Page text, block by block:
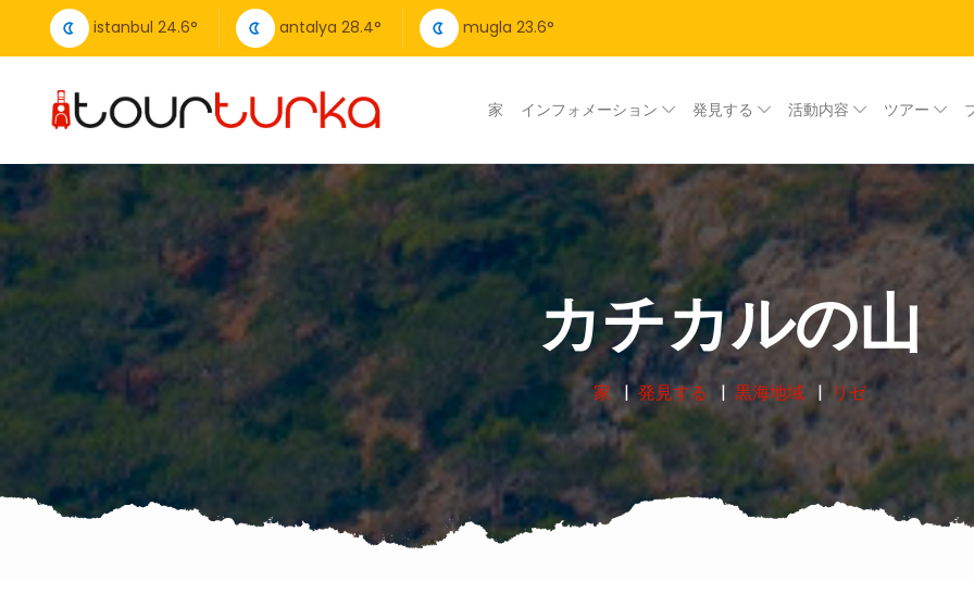
istanbul 24.6° antalya 28.4° mugla 23.6°
家 インフォメーション 発見する 活動内容 ツアー
カチカルの山
家 発見する 黒海地域 リゼ